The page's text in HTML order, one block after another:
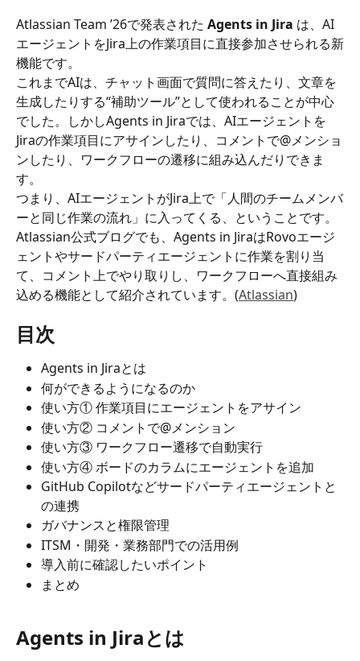
Atlassian Team ’26で発表された Agents in Jira は、AI
エージェントをJira上の作業項目に直接参加させられる新
機能です。
これまでAIは、チャット画面で質問に答えたり、文章を
生成したりする“補助ツール”として使われることが中心
でした。しかしAgents in Jiraでは、AIエージェントを
Jiraの作業項目にアサインしたり、コメントで@メンショ
ンしたり、ワークフローの遷移に組み込んだりできま
す。
つまり、AIエージェントがJira上で「人間のチームメンバ
ーと同じ作業の流れ」に入ってくる、ということです。
Atlassian公式ブログでも、Agents in JiraはRovoエージ
ェントやサードパーティエージェントに作業を割り当
て、コメント上でやり取りし、ワークフローへ直接組み
込める機能として紹介されています。(Atlassian)
目次
Agents in Jiraとは
何ができるようになるのか
使い方① 作業項目にエージェントをアサイン
使い方② コメントで@メンション
使い方③ ワークフロー遷移で自動実行
使い方④ ボードのカラムにエージェントを追加
GitHub Copilotなどサードパーティエージェントと
の連携
ガバナンスと権限管理
ITSM・開発・業務部門での活用例
導入前に確認したいポイント
まとめ
Agents in Jiraとは